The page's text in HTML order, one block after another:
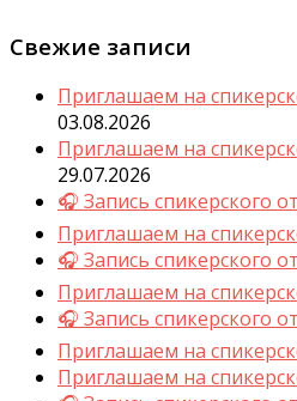
Свежие записи
Приглашаем на
03.08.2026
Приглашаем на
29.07.2026
🎧 Запись спикерского
Приглашаем на
🎧 Запись спикерского
Приглашаем на
🎧 Запись спикерского
Приглашаем на
Приглашаем на